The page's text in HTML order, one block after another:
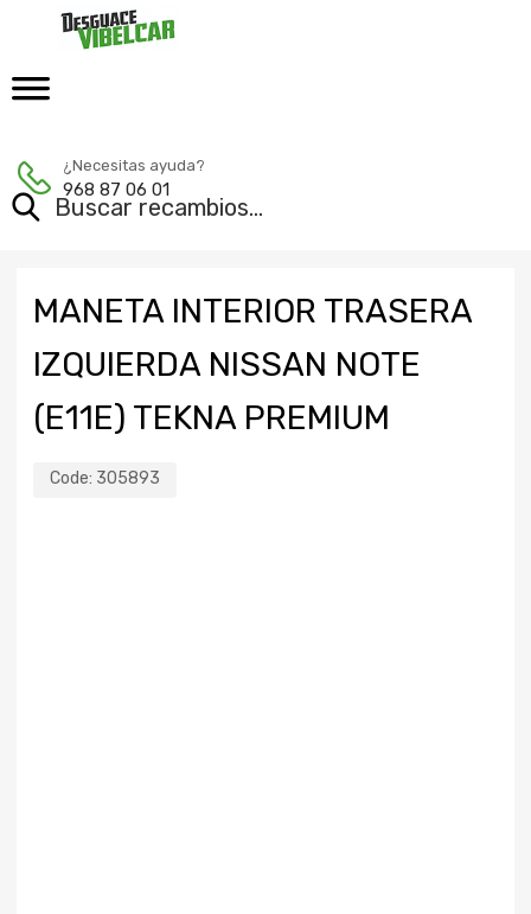
¿Necesitas ayuda?
968 87 06 01
MANETA INTERIOR TRASERA
IZQUIERDA NISSAN NOTE
(E11E) TEKNA PREMIUM
Code: 305893